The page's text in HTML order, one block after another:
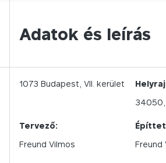
Adatok és leírás
1073 Budapest, VII. kerület
Tervező:
Freund Vilmos
Freund